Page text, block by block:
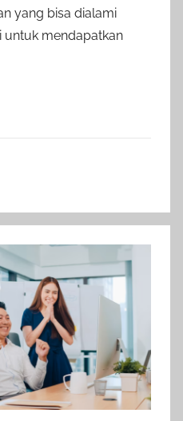
yang bisa dialami
untuk mendapatkan